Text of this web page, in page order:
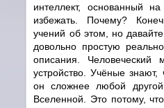
интеллект, основанный
избежать. Почему?
учений об этом, но
довольно простую
описания. Человеческий
устройство. Учёные
он сложнее любой другой
Вселенной. Это потому,